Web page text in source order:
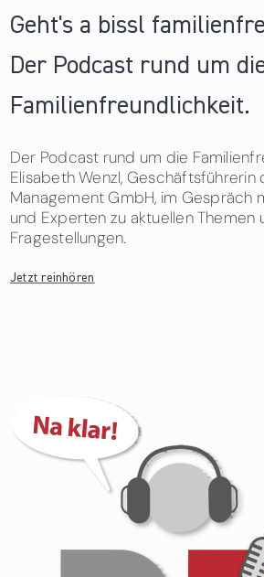
Geht's a bissl
Der Podcast rund um
Familienfreundlichkeit.
Der Podcast rund um die
Elisabeth Wenzl, Geschäftsführerin
Management GmbH, im Gespräch
und Experten zu aktuellen Themen
Fragestellungen.
Jetzt reinhören